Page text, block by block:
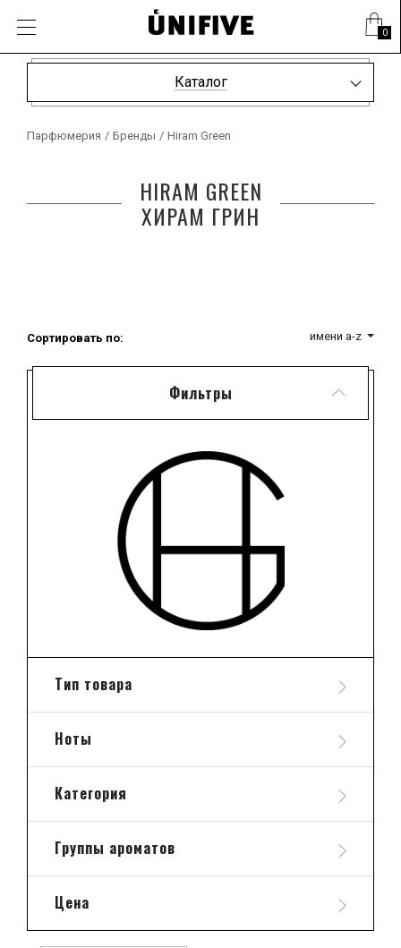
0
Каталог
Парфюмерия / Бренды / Hiram Green
HIRAM GREEN
ХИРАМ ГРИН
Фильтры
Тип товара
Ноты
Категория
Группы ароматов
Цена
Сортировать по: имени a-z